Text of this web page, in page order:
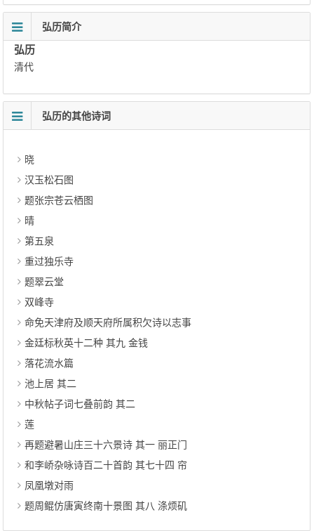
弘历简介
弘历
清代
弘历的其他诗词
晓
汉玉松石图
题张宗苍云栖图
晴
第五泉
重过独乐寺
题翠云堂
双峰寺
命免天津府及顺天府所属积欠诗以志事
金廷标秋英十二种 其九 金钱
落花流水篇
池上居 其二
中秋帖子词七叠前韵 其二
莲
再题避暑山庄三十六景诗 其一 丽正门
和李峤杂咏诗百二十首韵 其七十四 帘
凤凰墩对雨
题周鲲仿唐寅终南十景图 其八 涤烦矶